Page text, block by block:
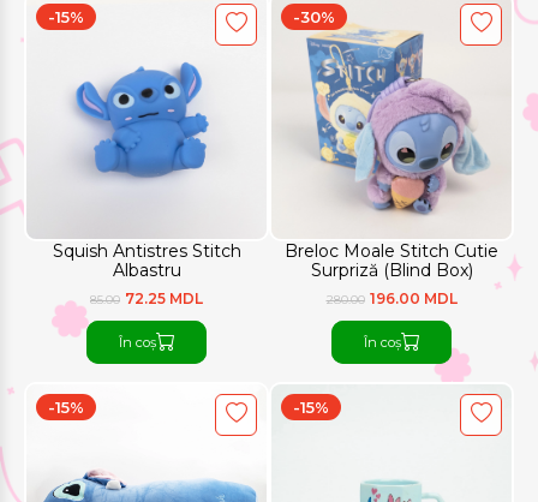
Squish Antistres Stitch
Albastru
-15%
85.00 72.25 MDL
În coș
Breloc Moale Stitch Cutie
Surpriză (Blind Box)
-30%
280.00 196.00 MDL
În coș
-15% -15%